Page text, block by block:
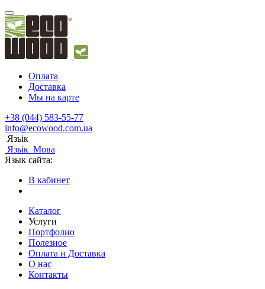
Оплата
Доставка
Мы на карте
+38 (044) 583-55-77
info@ecowood.com.ua
Язьік
Язьік Мова
Язык сайта:
В кабинет
Каталог
Услуги
Портфолио
Полезное
Оплата и Доставка
О нас
Контакты